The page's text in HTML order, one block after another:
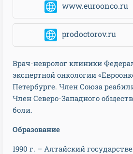
www.euroonco.ru
prodoctorov.ru
Врач-невролог клиники
экспертной онкологии
Петербурге. Член Союза
Член Северо-Западного
боли.
Образование
1990 г. – Алтайский